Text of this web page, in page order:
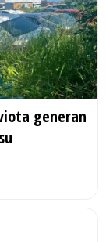
generan